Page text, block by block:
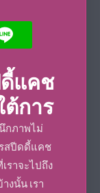
แคช
การ
กภาพไม่
สปีดดี้แคช
ราจะไปถึง
งนั้น เรา